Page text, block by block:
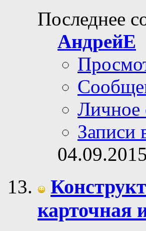
Последнее
АндрейЕ
Личное
Записи
карточная